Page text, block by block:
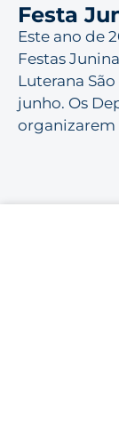
Festa
Este ano de
Festas
Luterana
junho. Os
organizarem